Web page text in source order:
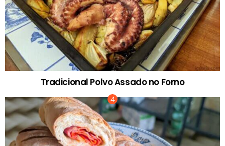
Tradicional Polvo Assado no Forno